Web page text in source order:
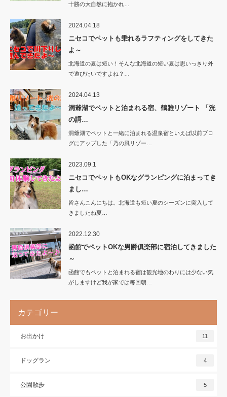
十勝の大自然に抱かれ…
2024.04.18
ニセコでペットも乗れるラフティングをしてきた
よ～
北海道の夏は短い！そんな北海道の短い夏は思いっきり外
で遊びたいですよね？…
2024.04.13
洞爺湖でペットと泊まれる宿、鶴雅リゾート 「洸
の謌…
洞爺湖でペットと一緒に泊まれる温泉宿といえば以前ブロ
グにアップした「乃の風リゾー…
2023.09.1
ニセコでペットもOKなグランピングに泊まってき
まし…
皆さんこんにちは。北海道も短い夏のシーズンに突入して
きましたね夏…
2022.12.30
函館でペットOKな男爵俱楽部に宿泊してきました
～
函館でもペットと泊まれる宿は観光地のわりには少ない気
がしますけど我が家では毎回朝…
カテゴリー
お出かけ 11
ドッグラン 4
公園散歩 5